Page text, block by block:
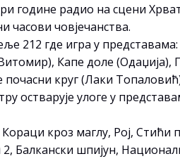
године радио на сцени
часови човјечанства.
212 где игра у
Капе доле
круг (Лаки
остварује улоге у
кроз маглу, Рој,
Балкански шпијун,